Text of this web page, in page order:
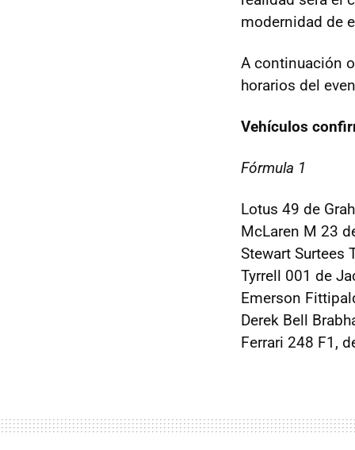
modernidad de
A continuación
horarios del
Vehículos
Fórmula 1
Lotus 49 de
McLaren M 23
Stewart Surtees
Tyrrell 001 de
Emerson
Derek Bell
Ferrari 248 F1,